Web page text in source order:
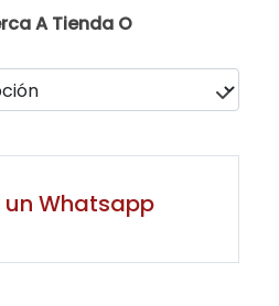
A Tienda O
un Whatsapp